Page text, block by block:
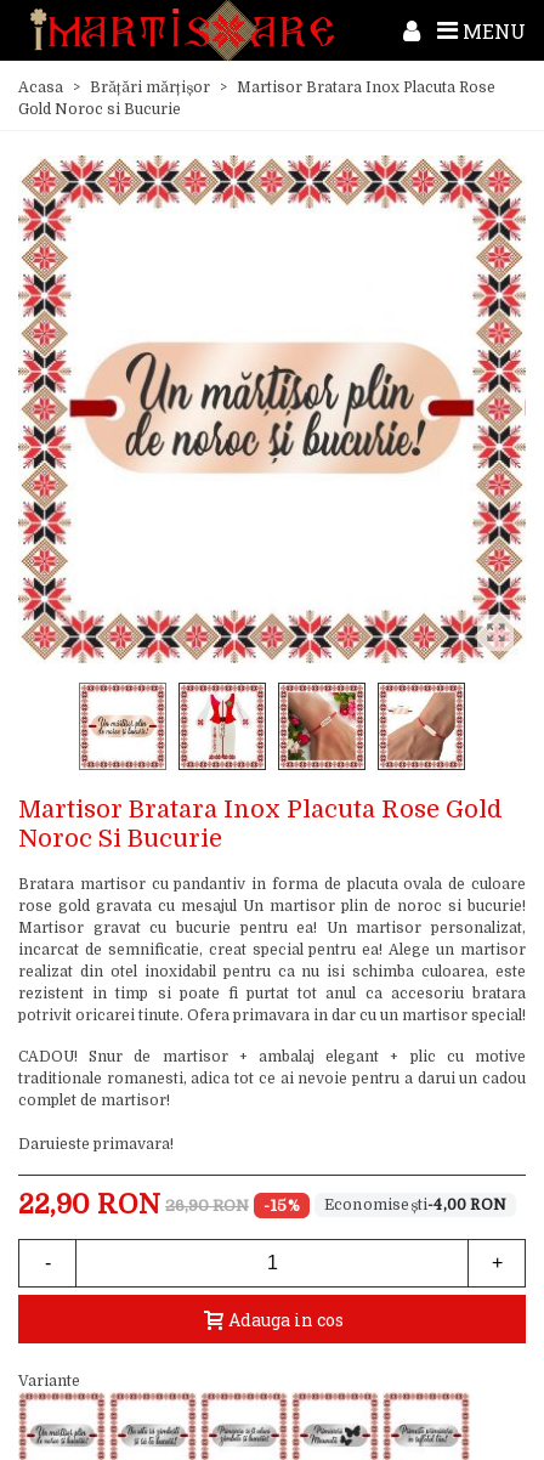
MENU
Acasa > Brățări mărțișor > Martisor Bratara Inox Placuta Rose
Gold Noroc si Bucurie
Martisor Bratara Inox Placuta Rose Gold
Noroc Si Bucurie
Bratara martisor cu pandantiv in forma de placuta ovala de culoare
rose gold gravata cu mesajul Un martisor plin de noroc si bucurie!
Martisor gravat cu bucurie pentru ea! Un martisor personalizat,
incarcat de semnificatie, creat special pentru ea! Alege un martisor
realizat din otel inoxidabil pentru ca nu isi schimba culoarea, este
rezistent in timp si poate fi purtat tot anul ca accesoriu bratara
potrivit oricarei tinute. Ofera primavara in dar cu un martisor special!
CADOU! Snur de martisor + ambalaj elegant + plic cu motive
traditionale romanesti, adica tot ce ai nevoie pentru a darui un cadou
complet de martisor!
Daruieste primavara!
22,90 RON 26,90 RON -15% -4,00 RON
- +
Adauga in cos
Variante